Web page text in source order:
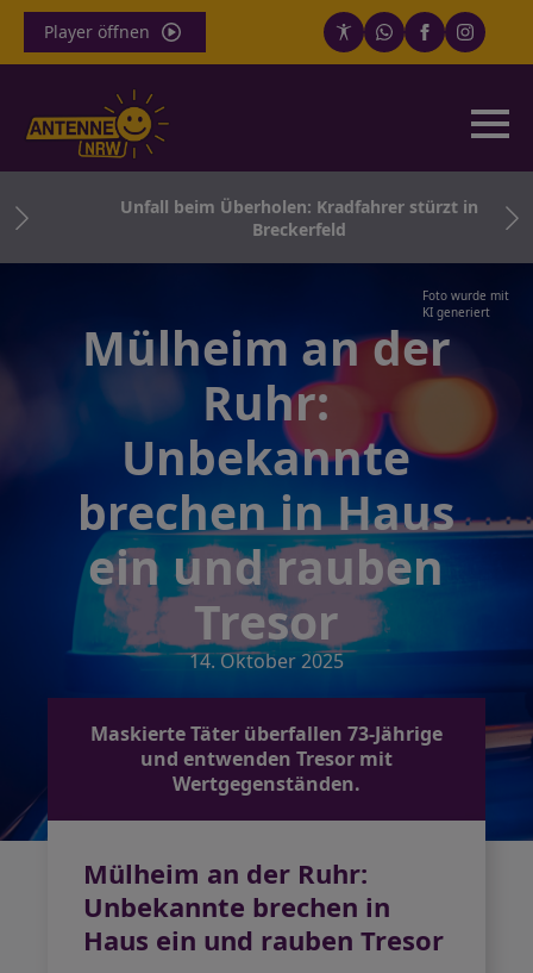
Player öffnen
Unfall beim Überholen: Kradfahrer stürzt in
Breckerfeld
Foto wurde mit
KI generiert
Mülheim an der
Ruhr:
Unbekannte
brechen in Haus
ein und rauben
Tresor
14. Oktober 2025
Maskierte Täter überfallen 73-Jährige
und entwenden Tresor mit
Wertgegenständen.
Mülheim an der Ruhr:
Unbekannte brechen in
Haus ein und rauben Tresor